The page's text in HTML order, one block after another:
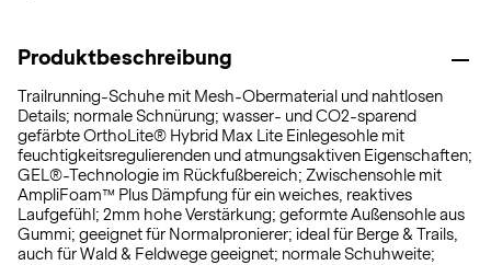
Produktbeschreibung
Trailrunning-Schuhe mit Mesh-Obermaterial und nahtlosen
Details; normale Schnürung; wasser- und CO2-sparend
gefärbte OrthoLite® Hybrid Max Lite Einlegesohle mit
feuchtigkeitsregulierenden und atmungsaktiven Eigenschaften;
GEL®-Technologie im Rückfußbereich; Zwischensohle mit
AmpliFoam™ Plus Dämpfung für ein weiches, reaktives
Laufgefühl; 2mm hohe Verstärkung; geformte Außensohle aus
Gummi; geeignet für Normalpronierer; ideal für Berge & Trails,
auch für Wald & Feldwege geeignet; normale Schuhweite;